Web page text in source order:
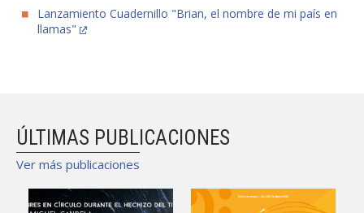
Lanzamiento Cuadernillo "Brian, el nombre de mi país en
llamas"
ÚLTIMAS PUBLICACIONES
Ver más publicaciones